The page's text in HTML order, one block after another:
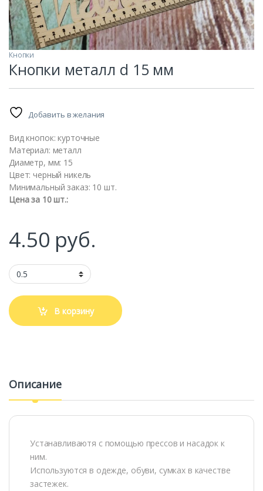
Кнопки
Кнопки металл d 15 мм
Добавить в желания
Вид кнопок: курточные
Материал: металл
Диаметр, мм: 15
Цвет: черный никель
Минимальный заказ: 10 шт.
Цена за 10 шт.:
4.50 руб.
В корзину
Описание
Устанавливаютя с помощью прессов и насадок к
ним.
Используются в одежде, обуви, сумках в качестве
застежек.